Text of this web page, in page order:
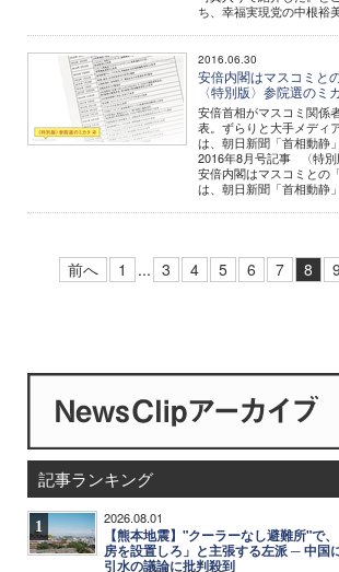
ち、幸福実現党の中根裕
2016.06.30
安倍内閣はマスコミと
〈特別版〉参院選のミ
安倍首相がマスコミ関係
表。ずらりと大手メディ
は、朝日新聞「首相動静
2016年8月号記事 〈特
安倍内閣はマスコミと
は、朝日新聞「首相動静
前へ 1 ... 3 4 5 6 7 8 9
記事ランキング
1 2026.08.01
【熊本地震】"クーラーなし避難所"で
房を設置しろ」と主張する左派 ─ 中国
引水の議論に批判殺到